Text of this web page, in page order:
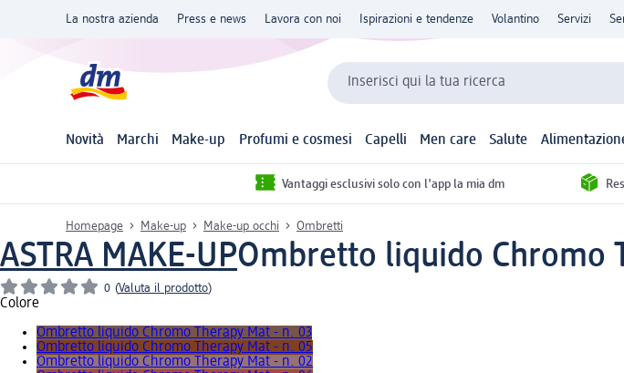
La nostra azienda Press e news Lavora con noi Ispirazioni e tendenze Volantino Servizi
Inserisci qui la tua ricerca
Novità Marchi Make-up Profumi e cosmesi Capelli Men care Salute
Vantaggi esclusivi solo con l'app la mia dm
Homepage Make-up Make-up occhi Ombretti
ASTRA MAKE-UPOmbretto liquido Chromo
0 (Valuta il prodotto)
Colore
Ombretto liquido Chromo Therapy Mat - n. 03
Ombretto liquido Chromo Therapy Mat - n. 05
Ombretto liquido Chromo Therapy Mat - n. 02